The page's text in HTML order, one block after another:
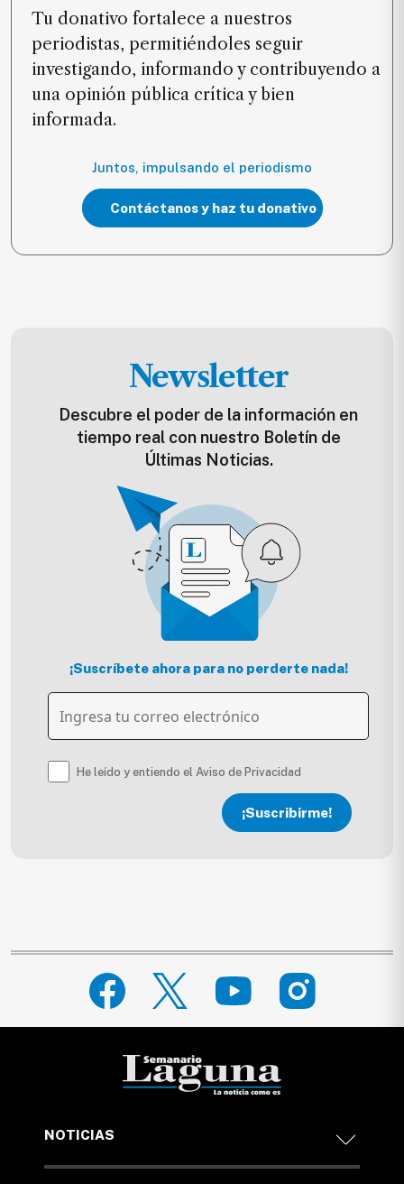
Tu donativo fortalece a nuestros
periodistas, permitiéndoles seguir
investigando, informando y contribuyendo a
una opinión pública crítica y bien
informada.
Juntos, impulsando el periodismo
Contáctanos y haz tu donativo
Newsletter
Descubre el poder de la información en
tiempo real con nuestro Boletín de
Últimas Noticias.
¡Suscríbete ahora para no perderte nada!
He leído y entiendo el Aviso de Privacidad
¡Suscribirme!
NOTICIAS